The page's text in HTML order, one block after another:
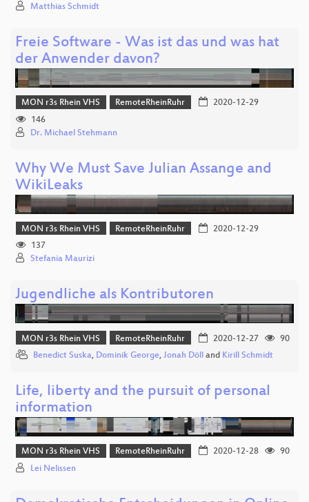
Matthias Schmidt
Freie Software - Was ist das und was hat
der Anwender davon?
MON r3s Rhein VHS RemoteRheinRuhr
2020-12-29
146
Dr. Michael Stehmann
Why We Must Save Julian Assange and
WikiLeaks
MON r3s Rhein VHS RemoteRheinRuhr
2020-12-29
137
Stefania Maurizi
Jugendliche als Kontributoren
MON r3s Rhein VHS RemoteRheinRuhr 2020-12-27
90
Benedict Suska, Dominik George, Jonah Döll and Kirill Schmidt
Life, liberty and the pursuit of personal
information
MON r3s Rhein VHS RemoteRheinRuhr 2020-12-28
90
Lei Nelissen